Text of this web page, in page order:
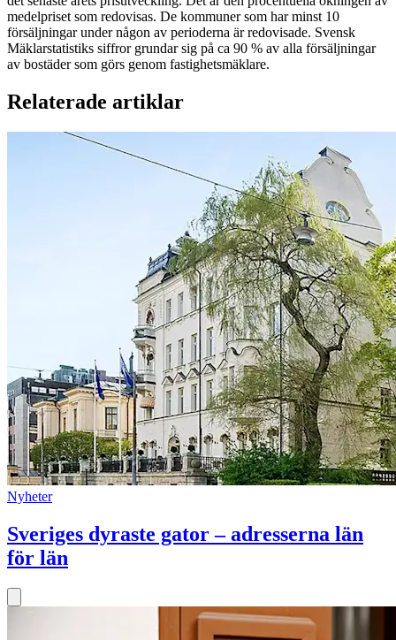
medelpriset som redovisas. De kommuner som har minst 10
försäljningar under någon av perioderna är redovisade. Svensk
Mäklarstatistiks siffror grundar sig på ca 90 % av alla försäljningar
av bostäder som görs genom fastighetsmäklare.
Relaterade artiklar
Nyheter
Sveriges dyraste gator – adresserna län
för län